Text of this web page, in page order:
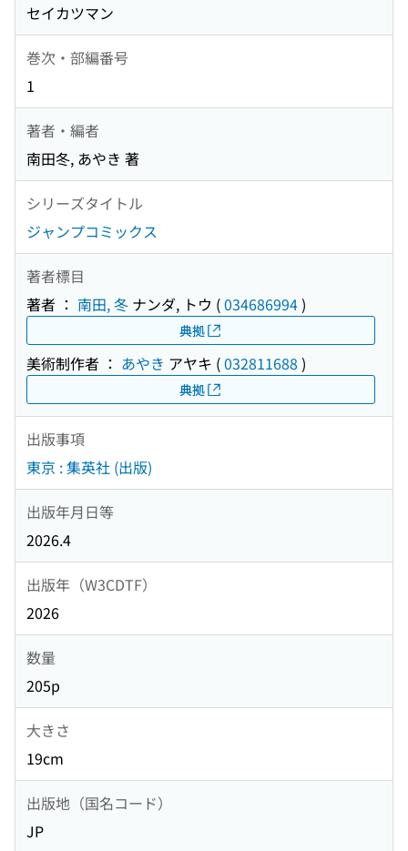
セイカツマン
巻次・部編番号
1
著者・編者
南田冬, あやき 著
シリーズタイトル
ジャンプコミックス
著者標目
著者 ： 南田, 冬 ナンダ, トウ (034686994)
典拠
美術制作者 ： あやき アヤキ (032811688 )
典拠
出版事項
東京 : 集英社 (出版)
出版年月日等
2026.4
出版年（W3CDTF）
2026
数量
205p
大きさ
19cm
出版地（国名コード）
JP